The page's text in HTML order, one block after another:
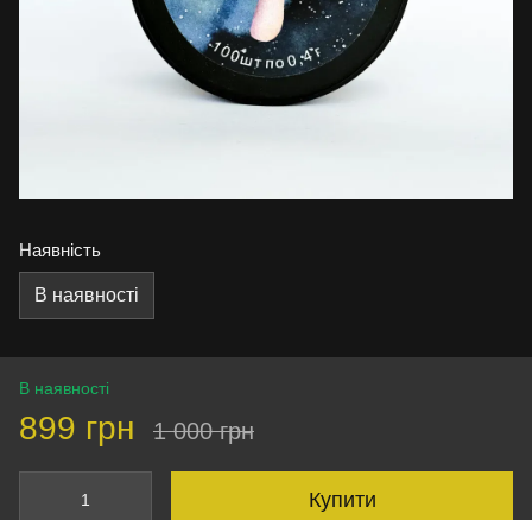
Наявність
В наявності
В наявності
899 грн 1 000 грн
Купити